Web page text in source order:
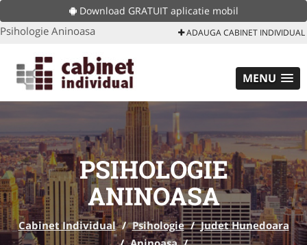
Download GRATUIT aplicatie mobil
Psihologie Aninoasa ADAUGA CABINET INDIVIDUAL
MENU
PSIHOLOGIE
ANINOASA
Cabinet Individual / Psihologie / Judet Hunedoara